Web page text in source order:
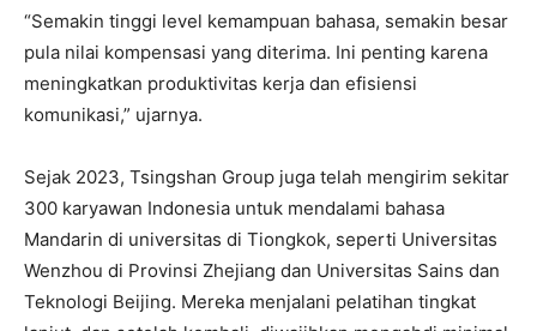
“Semakin tinggi level kemampuan bahasa, semakin besar
pula nilai kompensasi yang diterima. Ini penting karena
meningkatkan produktivitas kerja dan efisiensi
komunikasi,” ujarnya.
Sejak 2023, Tsingshan Group juga telah mengirim sekitar
300 karyawan Indonesia untuk mendalami bahasa
Mandarin di universitas di Tiongkok, seperti Universitas
Wenzhou di Provinsi Zhejiang dan Universitas Sains dan
Teknologi Beijing. Mereka menjalani pelatihan tingkat